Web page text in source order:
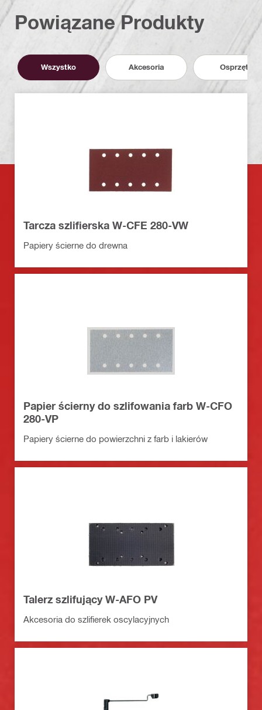
Powiązane Produkty
Wszystko Akcesoria Osprzęt
Tarcza szlifierska W-CFE 280-VW
Papiery ścierne do drewna
Papier ścierny do szlifowania farb W-CFO
280-VP
Papiery ścierne do powierzchni z farb i lakierów
Talerz szlifujący W-AFO PV
Akcesoria do szlifierek oscylacyjnych